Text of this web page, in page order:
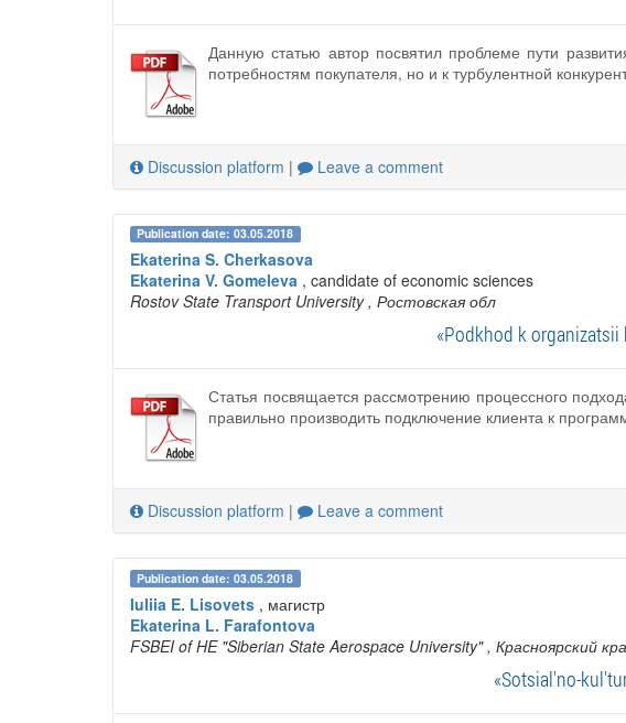
Данную статью автор посвятил проблеме пути
потребностям покупателя, но и к турбулентной
Discussion platform | Leave a comment
Publication date: 03.05.2018
Ekaterina S. Cherkasova
Ekaterina V. Gomeleva , candidate of economic sciences
Rostov State Transport University , Ростовская обл
«Podkhod k
Статья посвящается рассмотрению процессного
правильно производить подключение клиента к
Discussion platform | Leave a comment
Publication date: 03.05.2018
Iuliia E. Lisovets , магистр
Ekaterina L. Farafontova
FSBEI of HE "Siberian State Aerospace University" , Красноярский
«Sotsial'no-